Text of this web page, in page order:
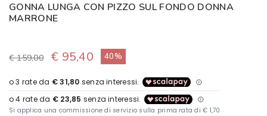
GONNA LUNGA CON PIZZO SUL FONDO DONNA
MARRONE
€ 159,00 € 95,40 40%